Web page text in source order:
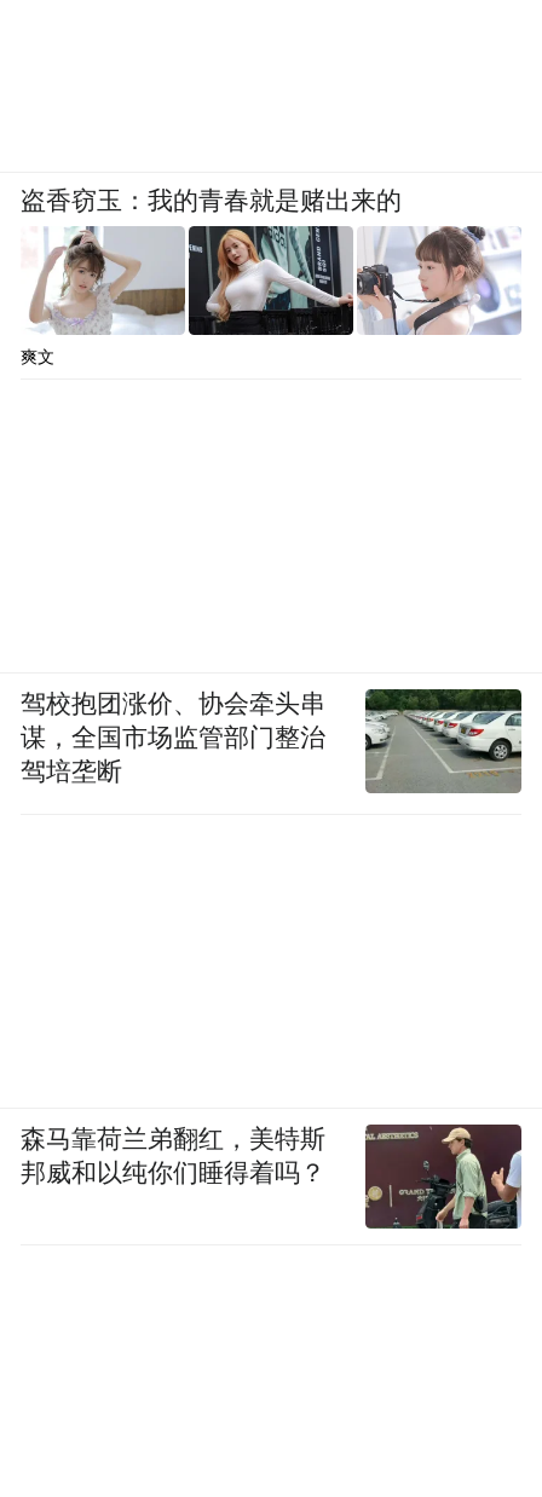
盗香窃玉：我的青春就是赌出来的
爽文
驾校抱团涨价、协会牵头串
谋，全国市场监管部门整治
驾培垄断
森马靠荷兰弟翻红，美特斯
邦威和以纯你们睡得着吗？